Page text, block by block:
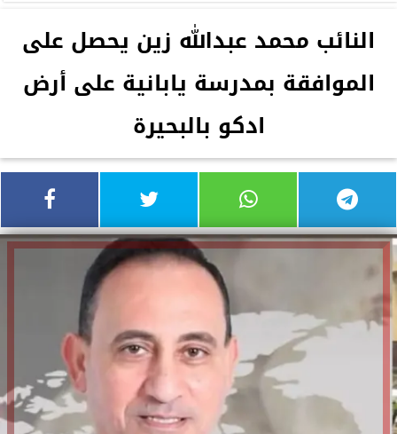
النائب محمد عبدالله زين يحصل على
الموافقة بمدرسة يابانية على أرض
ادكو بالبحيرة